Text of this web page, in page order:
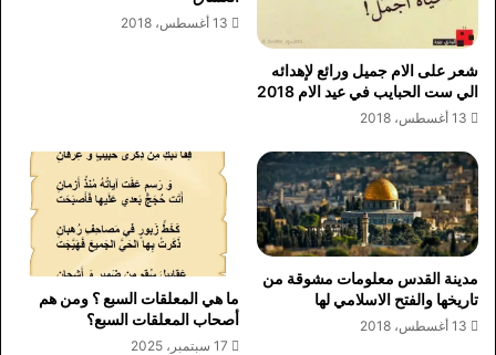
شعر على الام جميل ورائع لإهدائه
الي ست الحبايب في عيد الام 2018
13 أغسطس، 2018
13 أغسطس، 2018
مدينة القدس معلومات مشوقة من
تاريخها والفتح الاسلامي لها
13 أغسطس، 2018
ما هي المعلقات السبع ؟ ومن هم
أصحاب المعلقات السبع؟
17 سبتمبر، 2025